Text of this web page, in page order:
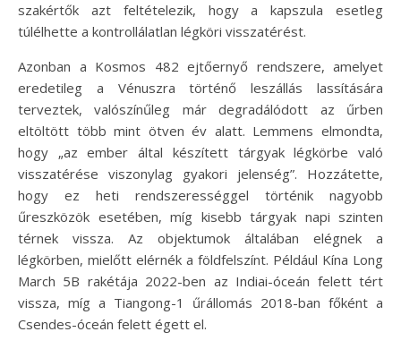
szakértők azt feltételezik, hogy a kapszula esetleg
túlélhette a kontrollálatlan légköri visszatérést.
Azonban a Kosmos 482 ejtőernyő rendszere, amelyet
eredetileg a Vénuszra történő leszállás lassítására
terveztek, valószínűleg már degradálódott az űrben
eltöltött több mint ötven év alatt. Lemmens elmondta,
hogy „az ember által készített tárgyak légkörbe való
visszatérése viszonylag gyakori jelenség”. Hozzátette,
hogy ez heti rendszerességgel történik nagyobb
űreszközök esetében, míg kisebb tárgyak napi szinten
térnek vissza. Az objektumok általában elégnek a
légkörben, mielőtt elérnék a földfelszínt. Például Kína Long
March 5B rakétája 2022-ben az Indiai-óceán felett tért
vissza, míg a Tiangong-1 űrállomás 2018-ban főként a
Csendes-óceán felett égett el.